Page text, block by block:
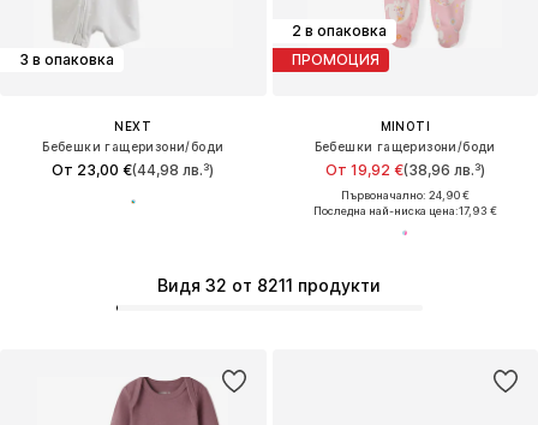
3 в опаковка
NEXT
Бебешки гащеризони/боди
От 23,00 €(44,98 лв.³)
2 в опаковка
ПРОМОЦИЯ
MINOTI
Бебешки гащеризони/боди
От 19,92 €(38,96 лв.³)
Първоначално: 24,90 €
Последна най-ниска цена:17,93 €
Видя 32 от 8211 продукти